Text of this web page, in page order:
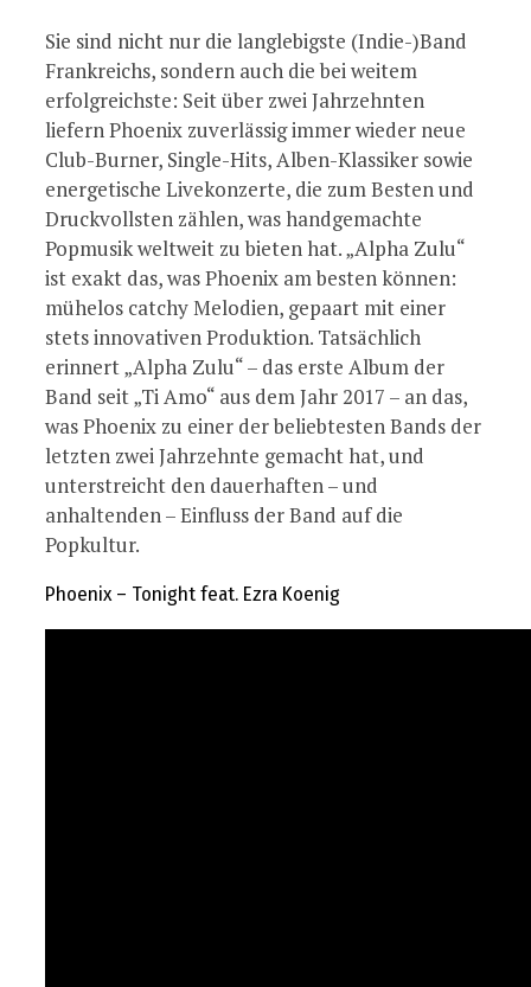
Sie sind nicht nur die langlebigste (Indie-)Band
Frankreichs, sondern auch die bei weitem
erfolgreichste: Seit über zwei Jahrzehnten
liefern Phoenix zuverlässig immer wieder neue
Club-Burner, Single-Hits, Alben-Klassiker sowie
energetische Livekonzerte, die zum Besten und
Druckvollsten zählen, was handgemachte
Popmusik weltweit zu bieten hat. „Alpha Zulu“
ist exakt das, was Phoenix am besten können:
mühelos catchy Melodien, gepaart mit einer
stets innovativen Produktion. Tatsächlich
erinnert „Alpha Zulu“ – das erste Album der
Band seit „Ti Amo“ aus dem Jahr 2017 – an das,
was Phoenix zu einer der beliebtesten Bands der
letzten zwei Jahrzehnte gemacht hat, und
unterstreicht den dauerhaften – und
anhaltenden – Einfluss der Band auf die
Popkultur.
Phoenix – Tonight feat. Ezra Koenig